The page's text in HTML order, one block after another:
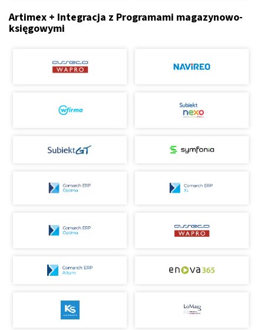
Artimex + Integracja z Programami magazynowo-
księgowymi